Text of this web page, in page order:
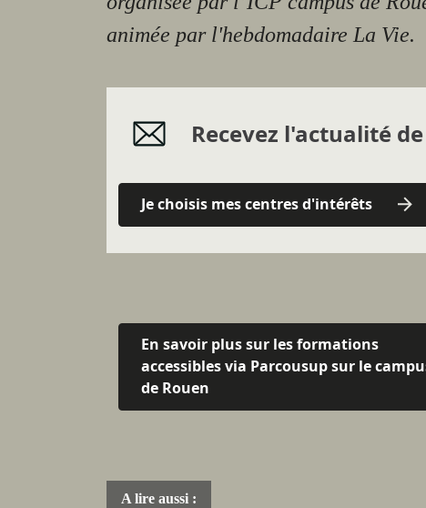
animée par l'hebdomadaire La Vie.
Recevez l'actualité de
Je choisis mes centres d'intérêts
En savoir plus sur les formations
accessibles via Parcousup sur le
de Rouen
A lire aussi :